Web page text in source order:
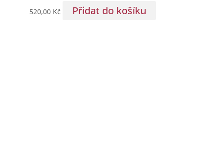
520,00 Kč Přidat do košíku